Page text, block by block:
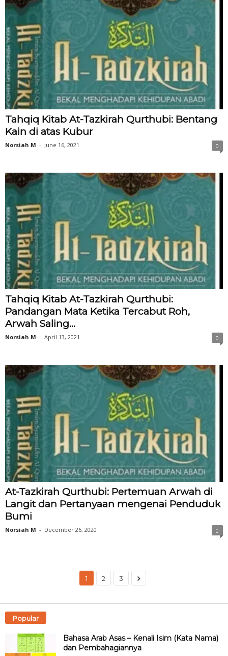
Tahqiq Kitab At-Tazkirah Qurthubi: Bentang
Kain di atas Kubur
Norsiah M - June 16, 2021 0
Tahqiq Kitab At-Tazkirah Qurthubi:
Pandangan Mata Ketika Tercabut Roh,
Arwah Saling...
Norsiah M - April 13, 2021 0
At-Tazkirah Qurthubi: Pertemuan Arwah di
Langit dan Pertanyaan mengenai Penduduk
Bumi
Norsiah M - December 26, 2020 0
1 2 3
Popular
Bahasa Arab Asas – Kenali Isim (Kata Nama)
dan Pembahagiannya